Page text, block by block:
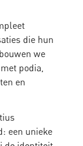
die hun
we
podia,
en
een unieke